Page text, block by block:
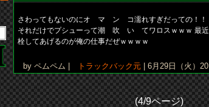
さわってもないのにオ マ ン コ濡れすぎだっての！！
それだけでプシューって潮 吹 い てワロスｗｗｗ 最近
栓してあげるのが俺の仕事だぜｗｗｗｗ
by ペムペム | トラックバック元 | 6月29日（火）
(4/9ページ)